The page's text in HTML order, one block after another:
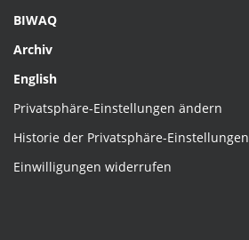
BIWAQ
Archiv
English
Privatsphäre-Einstellungen ändern
Historie der Privatsphäre-Einstellungen
Einwilligungen widerrufen